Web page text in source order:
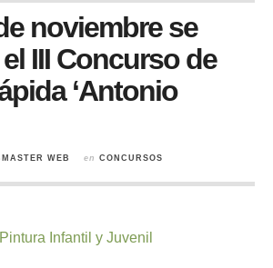
noviembre se
III Concurso de
‘Antonio
WEB en CONCURSOS